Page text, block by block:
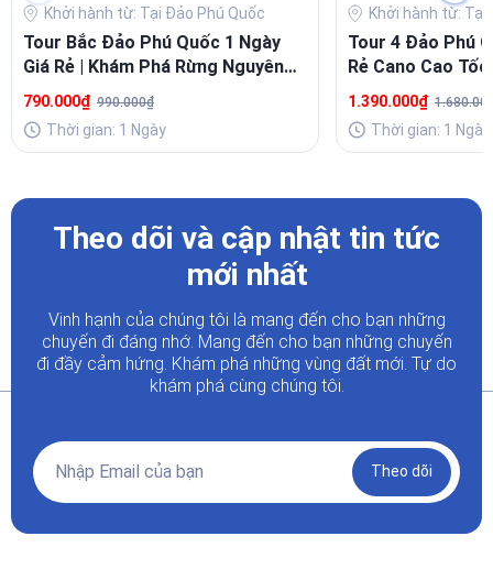
Khởi hành từ: Tại Đảo Phú Quốc
Tour Bắc Đảo Phú Quốc 1 Ngày
Giá Rẻ | Khám Phá Rừng Nguyên
Sinh, Gành Dầu, Grand World
790.000₫ 990.000₫
Thời gian: 1 Ngày
Khởi hành từ: Tại
Tour 4 Đảo Phú
Rẻ Cano Cao
Cáp Treo Hòn
1.390.000₫
Thời gian: 1 Ngày
Theo dõi và cập nhật tin tức
mới nhất
Vinh hạnh của chúng tôi là mang đến cho bạn những
chuyến đi đáng nhớ. Mang đến cho bạn những chuyến
đi đầy cảm hứng. Khám phá những vùng đất mới. Tự do
khám phá cùng chúng tôi.
Theo dõi